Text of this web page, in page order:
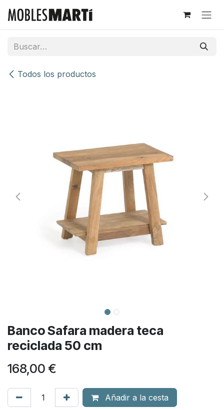
Todos los productos
Banco Safara madera teca
reciclada 50 cm
168,00 €
Añadir a la cesta